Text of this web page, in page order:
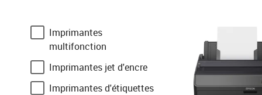
Lexmark
Kyocera
Oki
Imprimantes
multifonction
Imprimantes jet d'encre
Imprimantes d'étiquettes